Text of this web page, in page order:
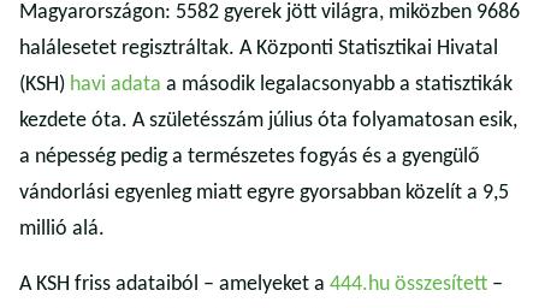
Magyarországon: 5582 gyerek jött világra, miközben 9686
halálesetet regisztráltak. A Központi Statisztikai Hivatal
(KSH) havi adata a második legalacsonyabb a statisztikák
kezdete óta. A születésszám július óta folyamatosan esik,
a népesség pedig a természetes fogyás és a gyengülő
vándorlási egyenleg miatt egyre gyorsabban közelít a 9,5
millió alá.
A KSH friss adataiból – amelyeket a 444.hu összesített –